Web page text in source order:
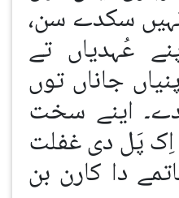
سکدے سن،
عُہدیاں تے
جاناں توں
اینے سخت
پَل دی غفلت
دا کارن بن